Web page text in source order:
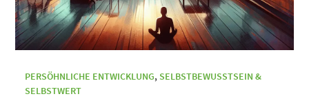
PERSÖHNLICHE ENTWICKLUNG, SELBSTBEWUSSTSEIN &
SELBSTWERT